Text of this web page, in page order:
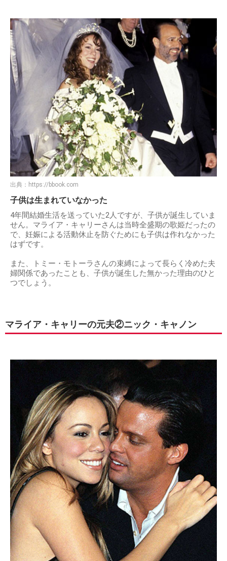
出典： https://bbook.com
子供は生まれていなかった
4年間結婚生活を送っていた2人ですが、子供が誕生していま
せん。マライア・キャリーさんは当時全盛期の歌姫だったの
で、妊娠による活動休止を防ぐためにも子供は作れなかった
はずです。
また、トミー・モトーラさんの束縛によって長らく冷めた夫
婦関係であったことも、子供が誕生した無かった理由のひと
つでしょう。
マライア・キャリーの元夫②ニック・キャノン